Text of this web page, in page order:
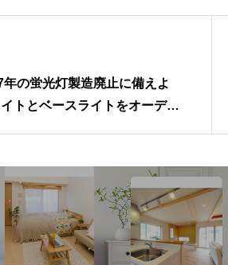
年の蛍光灯製造廃止に備えよ
トとベースライトをオーデリ